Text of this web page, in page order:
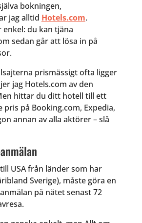
bokningen,
jag alltid Hotels.com.
enkel: du kan tjäna
sedan går att lösa in på
prismässigt ofta ligger
jag Hotels.com av den
hittar du ditt hotell till ett
på Booking.com, Expedia,
annan av alla aktörer – slå
USA från länder som har
Sverige), måste göra en
på nätet senast 72